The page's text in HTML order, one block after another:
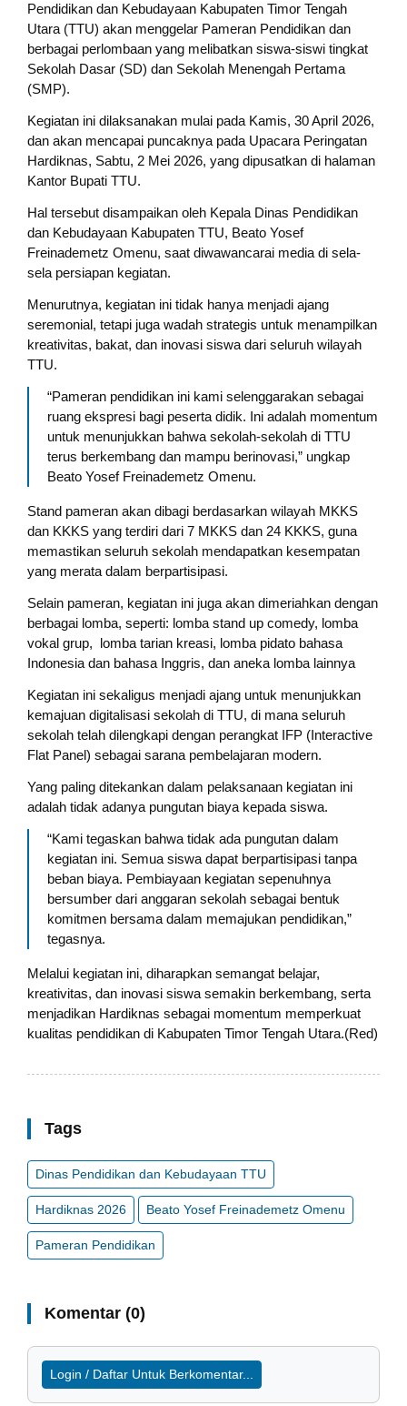
Pendidikan dan Kebudayaan Kabupaten Timor Tengah
Utara (TTU) akan menggelar Pameran Pendidikan dan
berbagai perlombaan yang melibatkan siswa-siswi tingkat
Sekolah Dasar (SD) dan Sekolah Menengah Pertama
(SMP).
Kegiatan ini dilaksanakan mulai pada Kamis, 30 April 2026,
dan akan mencapai puncaknya pada Upacara Peringatan
Hardiknas, Sabtu, 2 Mei 2026, yang dipusatkan di halaman
Kantor Bupati TTU.
Hal tersebut disampaikan oleh Kepala Dinas Pendidikan
dan Kebudayaan Kabupaten TTU, Beato Yosef
Freinademetz Omenu, saat diwawancarai media di sela-
sela persiapan kegiatan.
Menurutnya, kegiatan ini tidak hanya menjadi ajang
seremonial, tetapi juga wadah strategis untuk menampilkan
kreativitas, bakat, dan inovasi siswa dari seluruh wilayah
TTU.
“Pameran pendidikan ini kami selenggarakan sebagai
ruang ekspresi bagi peserta didik. Ini adalah momentum
untuk menunjukkan bahwa sekolah-sekolah di TTU
terus berkembang dan mampu berinovasi,” ungkap
Beato Yosef Freinademetz Omenu.
Stand pameran akan dibagi berdasarkan wilayah MKKS
dan KKKS yang terdiri dari 7 MKKS dan 24 KKKS, guna
memastikan seluruh sekolah mendapatkan kesempatan
yang merata dalam berpartisipasi.
Selain pameran, kegiatan ini juga akan dimeriahkan dengan
berbagai lomba, seperti: lomba stand up comedy, lomba
vokal grup, lomba tarian kreasi, lomba pidato bahasa
Indonesia dan bahasa Inggris, dan aneka lomba lainnya
Kegiatan ini sekaligus menjadi ajang untuk menunjukkan
kemajuan digitalisasi sekolah di TTU, di mana seluruh
sekolah telah dilengkapi dengan perangkat IFP (Interactive
Flat Panel) sebagai sarana pembelajaran modern.
Yang paling ditekankan dalam pelaksanaan kegiatan ini
adalah tidak adanya pungutan biaya kepada siswa.
“Kami tegaskan bahwa tidak ada pungutan dalam
kegiatan ini. Semua siswa dapat berpartisipasi tanpa
beban biaya. Pembiayaan kegiatan sepenuhnya
bersumber dari anggaran sekolah sebagai bentuk
komitmen bersama dalam memajukan pendidikan,”
tegasnya.
Melalui kegiatan ini, diharapkan semangat belajar,
kreativitas, dan inovasi siswa semakin berkembang, serta
menjadikan Hardiknas sebagai momentum memperkuat
kualitas pendidikan di Kabupaten Timor Tengah Utara.(Red)
Tags
Dinas Pendidikan dan Kebudayaan TTU
Hardiknas 2026 Beato Yosef Freinademetz Omenu
Pameran Pendidikan
Komentar (0)
Login / Daftar Untuk Berkomentar...